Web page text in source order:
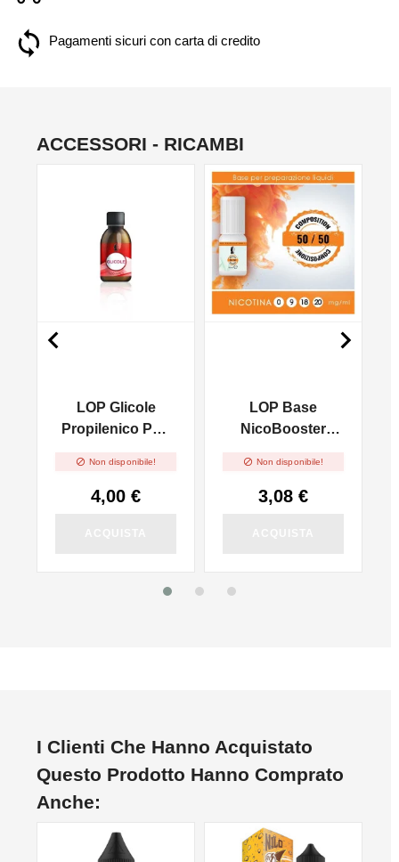
Pagamenti sicuri con carta di credito
ACCESSORI - RICAMBI
LOP Glicole
Propilenico PG -
 Non disponibile!
4,00 €
LOP Base
NicoBooster
 Non disponibile!
3,08 €
 
I Clienti Che Hanno Acquistato
Questo Prodotto Hanno Comprato
Anche: